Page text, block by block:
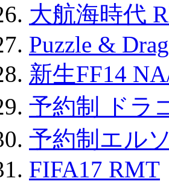
大航海時代
Puzzle &
新生FF14
予約制 ドラ
予約制エル
FIFA17 RMT